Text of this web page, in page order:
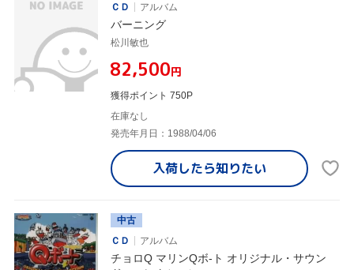
ＣＤ
アルバム
バーニング
松川敏也
¥82,500円
獲得ポイント 750P
在庫なし
発売年月日：1988/04/06
入荷したら知りたい
中古
ＣＤ
アルバム
チョロQ マリンQボ-ト オリジナル・サウン